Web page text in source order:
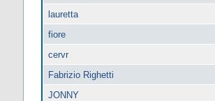
lauretta
fiore
cervr
Fabrizio Righetti
JONNY